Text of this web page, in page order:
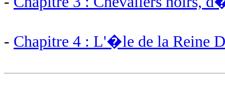
- Chapitre 4 : L'�le de la Reine